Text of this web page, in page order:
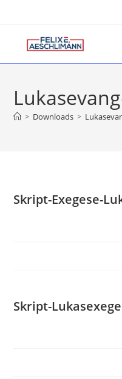
> Downloads >
Skript-Exegese-
Skript-